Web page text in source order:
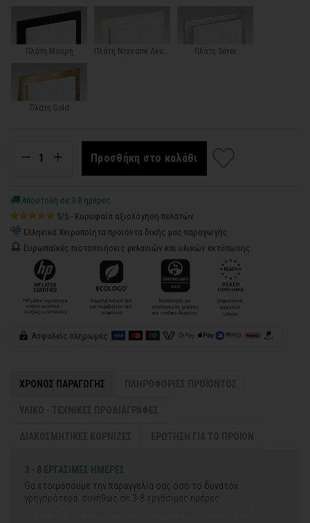
Πλάτη Μαύρη Πλάτη Silver
Πλάτη Gold
Προσθήκη στο καλάθι
Αποστολή σε 3-8 ημέρες
5/5 - Κορυφαία αξιολόγηση πελατών
Ελληνικά Χειροποίητα προϊόντα δικής μας παραγωγής
Ευρωπαϊκές πιστοποιήσεις μελανιών και υλικών εκτύπωσης:
Ασφαλείς πληρωμές
ΧΡΟΝΟΣ ΠΑΡΑΓΩΓΗΣ
3 - 8 ΕΡΓΑΣΙΜΕΣ ΗΜΕΡΕΣ
Θα ετοιμάσουμε την παραγγελία σας όσο το δυνατόν
γρηγορότερα, συνήθως σε 3-8 εργάσιμες ημέρες.